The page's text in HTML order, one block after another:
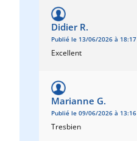
Didier R.
Publié le 13/06/2026 à 18:17
Excellent
Marianne G.
Publié le 09/06/2026 à 13:16
Tresbien